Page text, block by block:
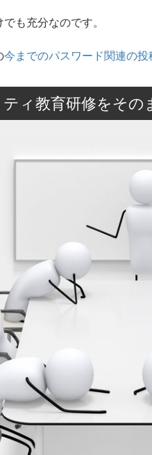
も充分なのです。
今までのパスワード関連の投
ィ教育研修をその